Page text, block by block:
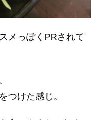
メっぽくPRされて
つけた感じ。